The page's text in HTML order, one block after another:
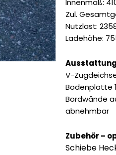
Zul.
Nutzlast:
Ladehöhe:
Ausstattung
V-
Bodenplatte
Bordwände
abnehmbar
Zubehör –
Schiebe